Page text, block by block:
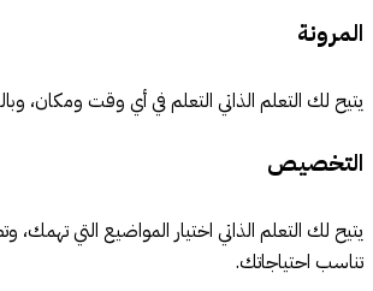
المرونة
يتيح لك التعلم الذاتي التعلم في أي وقت ومكان،
التخصيص
يتيح لك التعلم الذاتي اختيار المواضيع التي
تناسب احتياجاتك.